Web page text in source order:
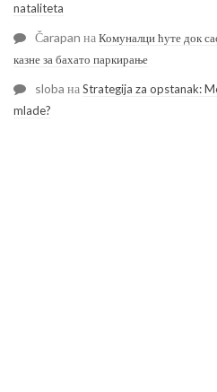
nataliteta
Čarapan наКомуналци ћуте док
казне за бахато паркирање
sloba наStrategija za opstanak:
mlade?